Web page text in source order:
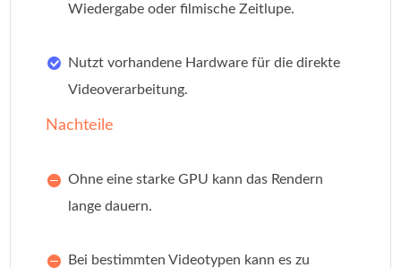
Wiedergabe oder filmische Zeitlupe.
Nutzt vorhandene Hardware für die direkte
Videoverarbeitung.
Nachteile
Ohne eine starke GPU kann das Rendern
lange dauern.
Bei bestimmten Videotypen kann es zu